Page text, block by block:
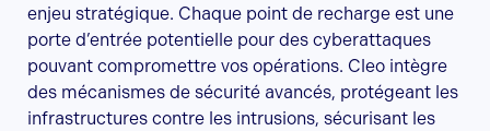
enjeu stratégique. Chaque point de recharge est une
porte d’entrée potentielle pour des cyberattaques
pouvant compromettre vos opérations. Cleo intègre
des mécanismes de sécurité avancés, protégeant les
infrastructures contre les intrusions, sécurisant les